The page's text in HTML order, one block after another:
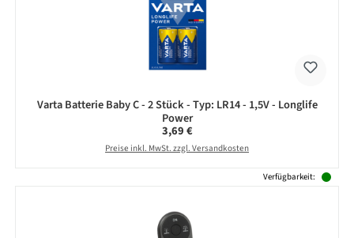
Varta Batterie Baby C - 2 Stück - Typ: LR14 - 1,5V - Longlife
Power
Regulärer Preis:
3,69 €
Preise inkl. MwSt. zzgl. Versandkosten
Verfügbarkeit: